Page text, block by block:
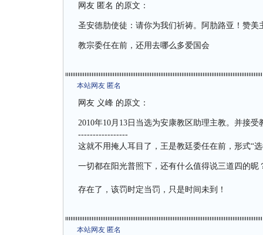
网友 匿名 的原文：
圣安德肋使徒：请你为我们祈祷。阿肋路亚！赞美
教宗委任在前，还用去哪么多爱国会
本站网友 匿名
网友 义峰 的原文：
2010年10月13日当选为安康教区助理主教。并接
-----------------
这就不用掩人耳目了，王是教廷委任在前，形式“
一切都在阳光普照下，还有什么值得说三道四的昵
存在了，该罚时定当罚，只是时间未到！
本站网友 匿名